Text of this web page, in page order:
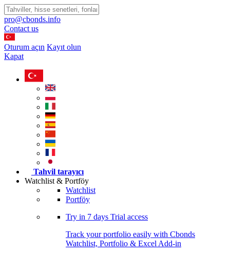
pro@cbonds.info
Contact us
Oturum açın Kayıt olun
Kapat
Tahvil tarayıcı
Watchlist & Portföy
Watchlist
Portföy
Try in 7 days Trial access
Track your portfolio easily with Cbonds
Watchlist, Portfolio & Excel Add-in